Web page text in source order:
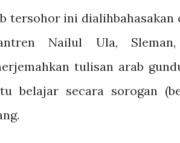
tersohor ini dialihbahasakan
Nailul Ula,
tulisan arab
belajar secara sorogan